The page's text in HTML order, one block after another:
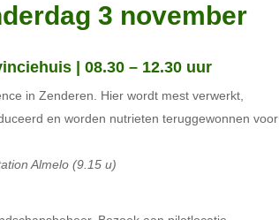
3 november
| 08.30 – 12.30 uur
in Zenderen. Hier wordt mest verwerkt,
en worden nutrieten teruggewonnen voor
Almelo (9.15 u)